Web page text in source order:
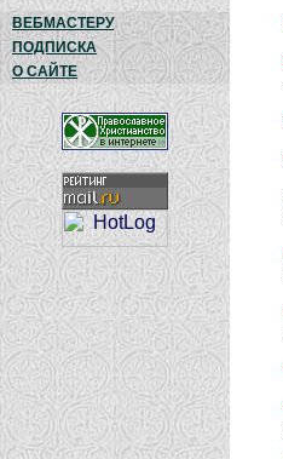
ВЕБМАСТЕРУ
ПОДПИСКА
О САЙТЕ